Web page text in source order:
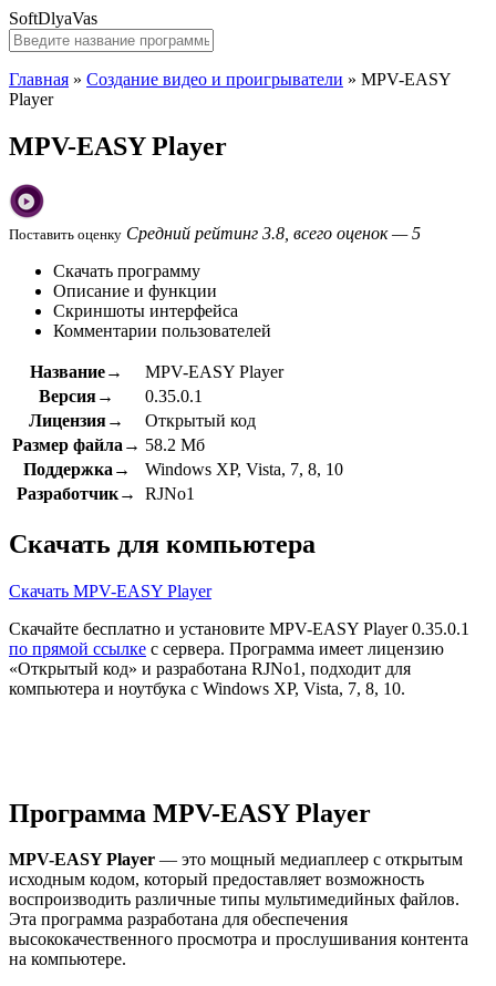
SoftDlyaVas
Главная » Создание видео и проигрыватели » MPV-EASY
Player
MPV-EASY Player
Поставить оценку Средний рейтинг 3.8, всего оценок — 5
Скачать программу
Описание и функции
Скриншоты интерфейса
Комментарии пользователей
Название→
MPV-EASY Player
Версия→
0.35.0.1
Лицензия→
Открытый код
Размер файла→ 58.2 Мб
Поддержка→
Windows XP, Vista, 7, 8, 10
Разработчик→
RJNo1
Скачать для компьютера
Скачать MPV-EASY Player
Скачайте бесплатно и установите MPV-EASY Player 0.35.0.1
по прямой ссылке с сервера. Программа имеет лицензию
«Открытый код» и разработана RJNo1, подходит для
компьютера и ноутбука с Windows XP, Vista, 7, 8, 10.
Программа MPV-EASY Player
MPV-EASY Player — это мощный медиаплеер с открытым
исходным кодом, который предоставляет возможность
воспроизводить различные типы мультимедийных файлов.
Эта программа разработана для обеспечения
высококачественного просмотра и прослушивания контента
на компьютере.